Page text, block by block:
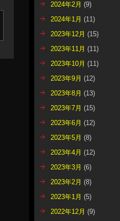
2024年2月 (9)
2024年1月 (11)
2023年12月 (15)
2023年11月 (11)
2023年10月 (11)
2023年9月 (12)
2023年8月 (13)
2023年7月 (15)
2023年6月 (12)
2023年5月 (8)
2023年4月 (12)
2023年3月 (6)
2023年2月 (8)
2023年1月 (5)
2022年12月 (9)